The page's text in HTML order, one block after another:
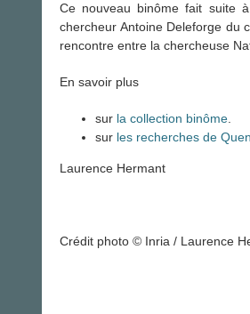
Ce nouveau binôme fait suite
chercheur Antoine Deleforge du
rencontre entre la chercheuse
En savoir plus
sur la collection binôme.
sur les recherches de
Laurence Hermant
Crédit photo © Inria / Laurence